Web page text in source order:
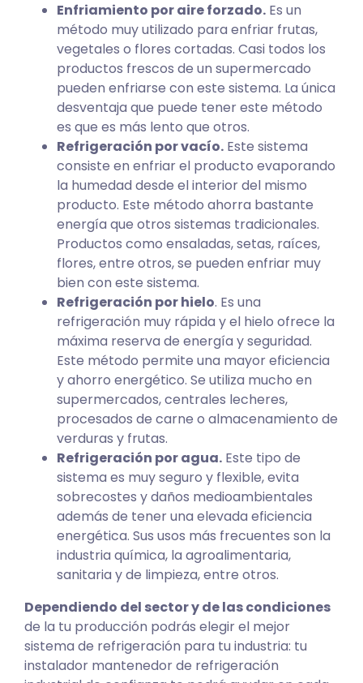
Enfriamiento por aire forzado. Es un
método muy utilizado para enfriar frutas,
vegetales o flores cortadas. Casi todos los
productos frescos de un supermercado
pueden enfriarse con este sistema. La única
desventaja que puede tener este método
es que es más lento que otros.
Refrigeración por vacío. Este sistema
consiste en enfriar el producto evaporando
la humedad desde el interior del mismo
producto. Este método ahorra bastante
energía que otros sistemas tradicionales.
Productos como ensaladas, setas, raíces,
flores, entre otros, se pueden enfriar muy
bien con este sistema.
Refrigeración por hielo. Es una
refrigeración muy rápida y el hielo ofrece la
máxima reserva de energía y seguridad.
Este método permite una mayor eficiencia
y ahorro energético. Se utiliza mucho en
supermercados, centrales lecheres,
procesados de carne o almacenamiento de
verduras y frutas.
Refrigeración por agua. Este tipo de
sistema es muy seguro y flexible, evita
sobrecostes y daños medioambientales
además de tener una elevada eficiencia
energética. Sus usos más frecuentes son la
industria química, la agroalimentaria,
sanitaria y de limpieza, entre otros.
Dependiendo del sector y de las condiciones
de la tu producción podrás elegir el mejor
sistema de refrigeración para tu industria: tu
instalador mantenedor de refrigeración